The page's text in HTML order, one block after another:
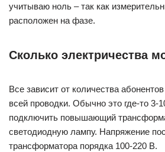
учитываю ноль – так как
расположен на фазе.
Сколько электричества
Все зависит от количества
всей проводки. Обычно это где-то 3-
подключить повышающий
светодиодную лампу. Напряжение
трансформатора порядка 100-220 В.